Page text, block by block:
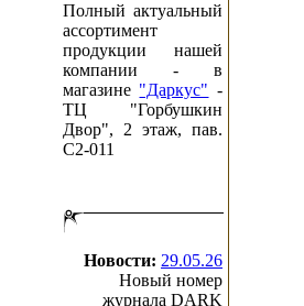
Полный актуальный
ассортимент
продукции нашей
компании - в
магазине "Даркус" -
ТЦ "Горбушкин
Двор", 2 этаж, пав.
C2-011
Новости: 29.05.26
Новый номер
журнала DARK